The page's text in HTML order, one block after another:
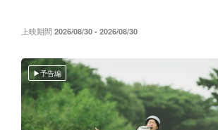
上映期間 2026/08/30 - 2026/08/30
予告編